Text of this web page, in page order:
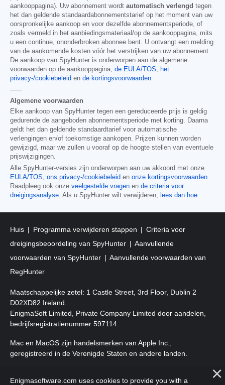
aankooppagina). Uw abonnement wordt automatisch verlengd tegen
het dan geldende standaardabonnementstarief op het moment van uw
oorspronkelijke aankoop en voor dezelfde abonnementsperiode, of
zoals vermeld in het aanbiedingsmateriaal/op de aankooppagina, mits
u een continue, ononderbroken abonnee bent. U ontvangt een melding
van de aankomende kosten vóór het verstrijken van uw abonnement.
De aankoop van SpyHunter is onderworpen aan de algemene
voorwaarden op de aankooppagina, de EULA/TOS, het
privacy-/cookiebeleid en de kortingsvoorwaarden.
------
Algemene voorwaarden
Elke aankoop van SpyHunter tegen een gereduceerde prijs is geldig
gedurende de aangeboden abonnementsperiode met korting. Daarna
geldt het dan geldende standaardtarief voor automatische
verlengingen en/of toekomstige aankopen. Prijzen kunnen worden
gewijzigd, maar we zullen u vooraf op de hoogte stellen van eventuele
prijswijzigingen.
Alle SpyHunter-versies zijn onderworpen aan uw akkoord met onze
EULA/TOS, ons privacy-/cookiebeleid en onze kortingsvoorwaarden.
Raadpleeg ook onze veelgestelde vragen en de criteria voor
dreigingsanalyse. Als u SpyHunter wilt verwijderen, lees dan hoe.
Huis Programma verwijderen stappen
Criteria voor
dreigingsbeoordeling van SpyHunter
Aanvullende
voorwaarden van SpyHunter
Aanvullende voorwaarden van
RegHunter
Maatschappelijke zetel: 1 Castle Street, 3rd Floor, Dublin 2
D02XD82 Ireland.
EnigmaSoft Limited, Private Company Limited door aandelen,
bedrijfsregistratienummer 597114.
Mac en MacOS zijn handelsmerken van Apple Inc.,
geregistreerd in de Verenigde Staten en andere landen.
voorbehouden.
Enigmasoftware.com uses cookies to provide you with a